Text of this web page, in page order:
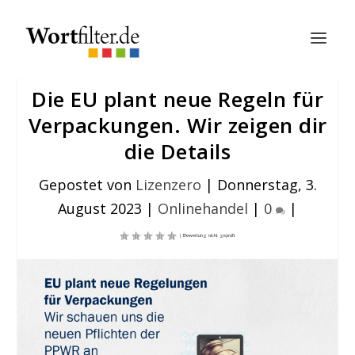
Die EU plant neue Regeln für
Verpackungen. Wir zeigen dir
die Details
Gepostet von Lizenzero | Donnerstag, 3.
August 2023 | Onlinehandel | 0 |